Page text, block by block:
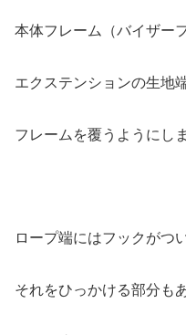
本体フレーム（バイザー
エクステンションの生地
フレームを覆うようにし
ロープ端にはフックがつ
それをひっかける部分も